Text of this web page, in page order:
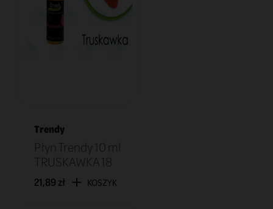
Trendy
Płyn Trendy 10 ml
TRUSKAWKA 18
21,89 zł KOSZYK